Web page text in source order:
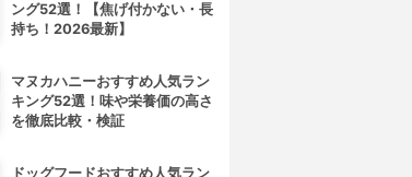
ング52選！【焦げ付かない・長
持ち！2026最新】
マヌカハニーおすすめ人気ラン
キング52選！味や栄養価の高さ
を徹底比較・検証
ドッグフードおすすめ人気ラン